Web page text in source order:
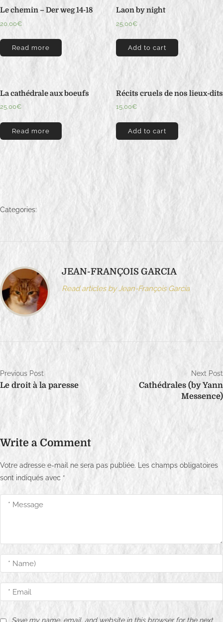
l
i
e
a
t
Le chemin – Der weg 14-18
20,00€
Read more
Laon by night
25,00€
Add to cart
La cathédrale aux boeufs
25,00€
Read more
Récits cruels de nos lieux-dits
15,00€
Add to cart
Categories:
JEAN-FRANÇOIS GARCIA
Read articles by Jean-François Garcia
N
a
v
i
g
a
t
d
e
Previous Post
Le droit à la paresse
Next Post
Cathédrales (by Yann
Messence)
Write a Comment
Votre adresse e-mail ne sera pas publiée. Les champs obligatoires
sont indiqués avec *
Save my name, email, and website in this browser for the next